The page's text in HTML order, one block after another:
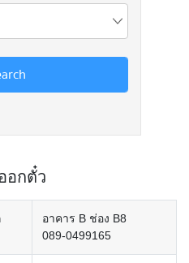
อกตั๋ว
อาคาร B ช่อง B8
089-0499165